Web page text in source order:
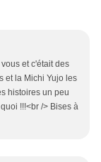
et c'était des
et la Michi Yujo les
histoires un peu
!!!<br /> Bises à